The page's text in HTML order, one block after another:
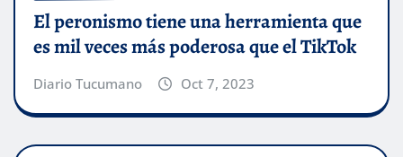
El peronismo tiene una herramienta que
es mil veces más poderosa que el TikTok
Diario Tucumano Oct 7, 2023